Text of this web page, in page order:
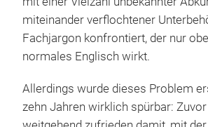
miteinander verflochtener
Fachjargon konfrontiert, der nur
normales Englisch wirkt.
Allerdings wurde dieses Problem
zehn Jahren wirklich spürbar: